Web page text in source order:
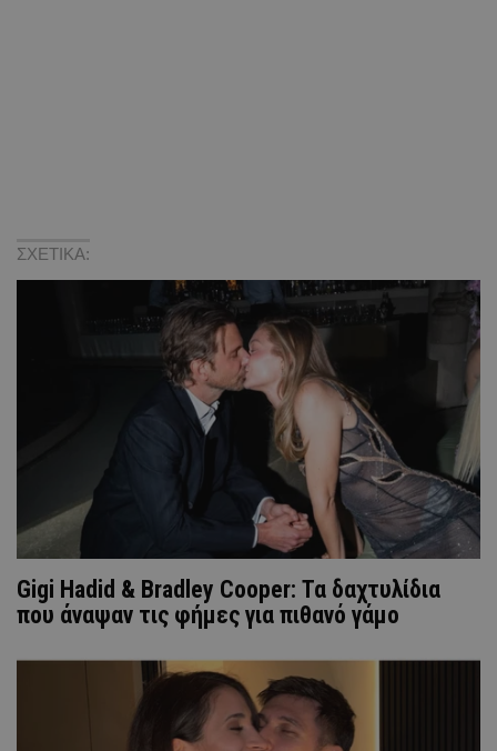
ΣΧΕΤΙΚΑ:
Gigi Hadid & Bradley Cooper: Τα δαχτυλίδια
που άναψαν τις φήμες για πιθανό γάμο